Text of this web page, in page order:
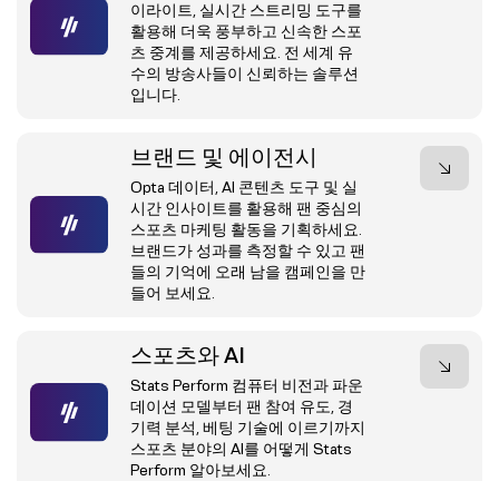
이라이트, 실시간 스트리밍 도구를
활용해 더욱 풍부하고 신속한 스포
츠 중계를 제공하세요. 전 세계 유
수의 방송사들이 신뢰하는 솔루션
입니다.
브랜드 및 에이전시
Opta 데이터, AI 콘텐츠 도구 및 실
시간 인사이트를 활용해 팬 중심의
스포츠 마케팅 활동을 기획하세요.
브랜드가 성과를 측정할 수 있고 팬
들의 기억에 오래 남을 캠페인을 만
들어 보세요.
스포츠와 AI
Stats Perform 컴퓨터 비전과 파운
데이션 모델부터 팬 참여 유도, 경
기력 분석, 베팅 기술에 이르기까지
스포츠 분야의 AI를 어떻게 Stats
Perform 알아보세요.